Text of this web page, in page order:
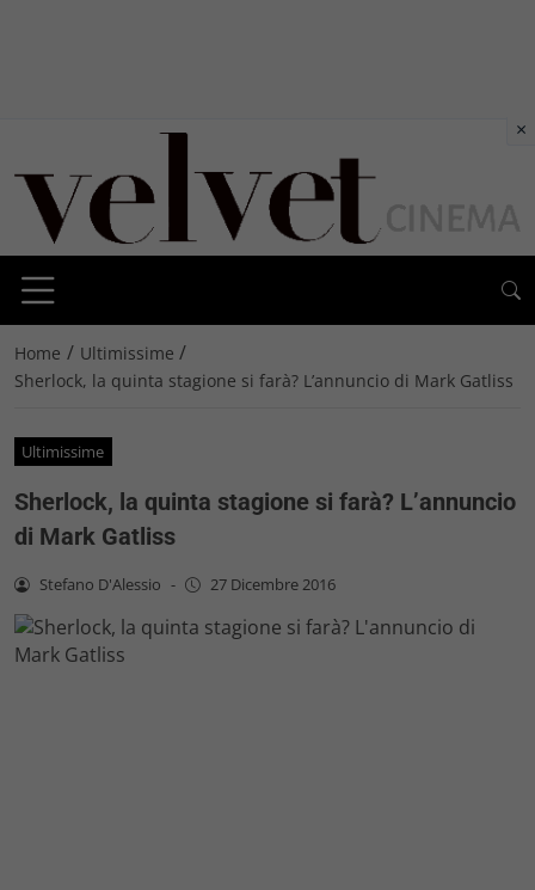
Home / Ultimissime /
Sherlock, la quinta stagione si farà? L’annuncio di Mark Gatliss
Ultimissime
Sherlock, la quinta stagione si farà? L’annuncio
di Mark Gatliss
Stefano D'Alessio - 27 Dicembre 2016
×